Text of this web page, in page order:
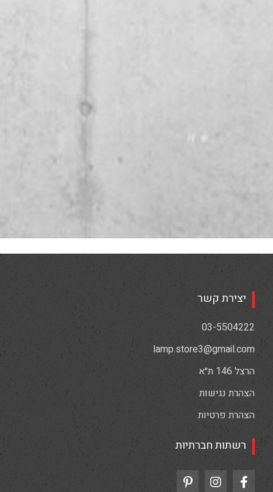
יצירת קשר
03-5504222
lamp.store3@gmail.com
הרצל 146 ת״א
הצהרת נגישות
הצהרת פרטיות
רשתות חברתיות